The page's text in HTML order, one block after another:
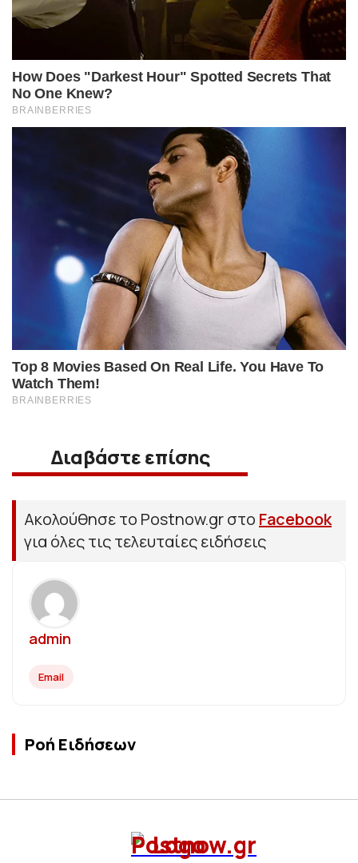
Διαβάστε επίσης
Ακολούθησε το Postnow.gr στο Facebook
για όλες τις τελευταίες ειδήσεις
admin
Email
Ροή Ειδήσεων